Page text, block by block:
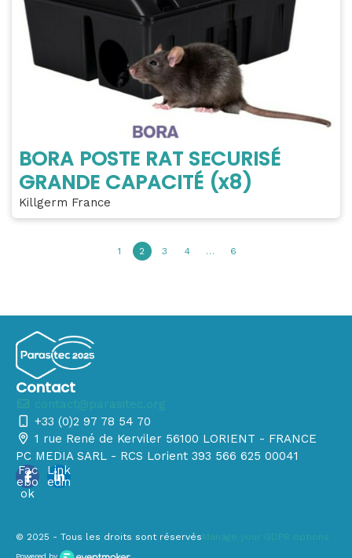
BORA POSTE RAT SECURISÉ
GRANDE CAPACITÉ (x8)
Killgerm France
1 2 3 4 … 6
Contact
+33 (0)2 97 78 54 70
1 rue René de Kerviler 56100 LORIENT - FRANCE
PC MEDIA SARL - RCS Lorient 393 566 625 00041
Fac
ebo
ok
Link
edin
© 2025 - Tous les droits sont réservés